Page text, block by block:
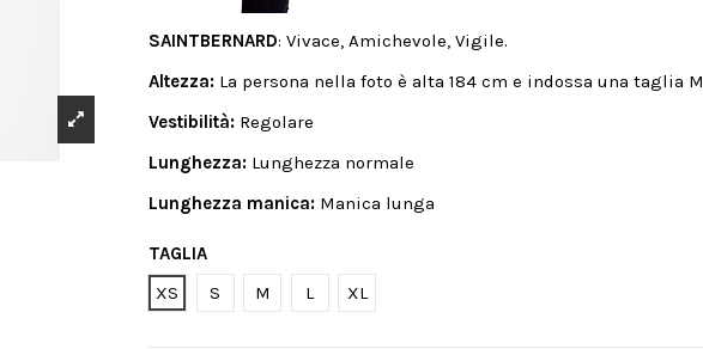
SAINTBERNARD: Vivace, Amichevole, Vigile.
Altezza: La persona nella foto è alta 184 cm e indossa una taglia M
Vestibilità: Regolare
Lunghezza: Lunghezza normale
Lunghezza manica: Manica lunga
TAGLIA
XS
S M L XL